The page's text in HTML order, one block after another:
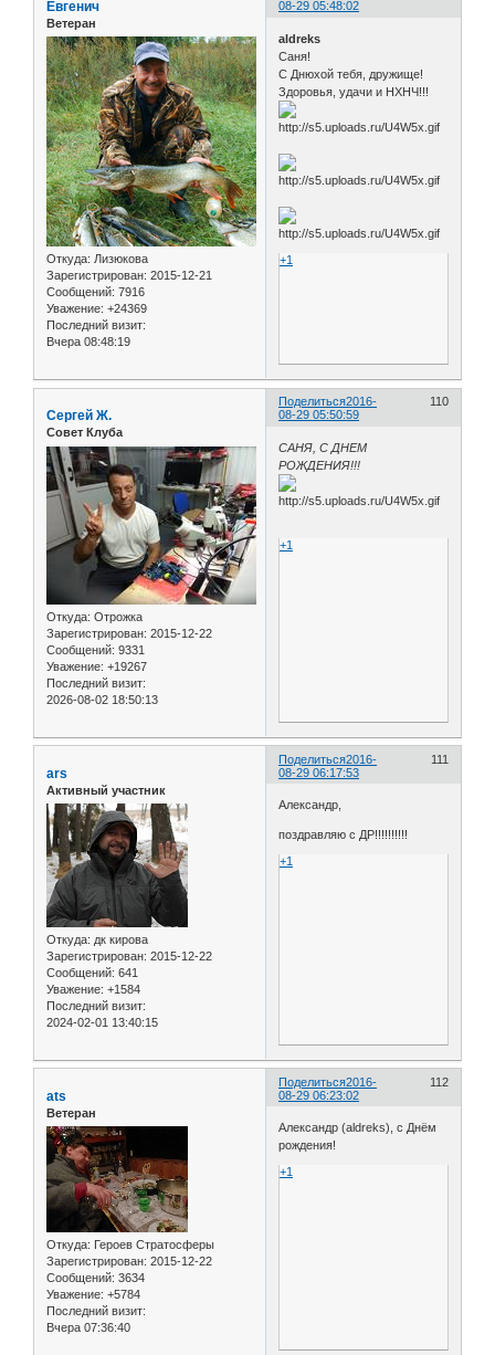
08-29 05:48:02
Евгенич
Ветеран
Откуда: Лизюкова
Зарегистрирован: 2015-12-21
Сообщений: 7916
Уважение: +24369
Последний визит:
Вчера 08:48:19
aldreks
Саня!
С Днюхой тебя, дружище!
Здоровья, удачи и НХНЧ!!!
+1
Поделиться 110
2016-
08-29 05:50:59
Сергей Ж.
Совет Клуба
Откуда: Отрожка
Зарегистрирован: 2015-12-22
Сообщений: 9331
Уважение: +19267
Последний визит:
2026-08-02 18:50:13
САНЯ, С ДНЕМ
РОЖДЕНИЯ!!!
+1
Поделиться 111
2016-
08-29 06:17:53
ars
Активный участник
Откуда: дк кирова
Зарегистрирован: 2015-12-22
Сообщений: 641
Уважение: +1584
Последний визит:
2024-02-01 13:40:15
Александр,
поздравляю с ДР!!!!!!!!!!
+1
Поделиться 112
2016-
08-29 06:23:02
ats
Ветеран
Откуда: Героев Стратосферы
Зарегистрирован: 2015-12-22
Сообщений: 3634
Уважение: +5784
Последний визит:
Вчера 07:36:40
Александр (aldreks), с Днём
рождения!
+1